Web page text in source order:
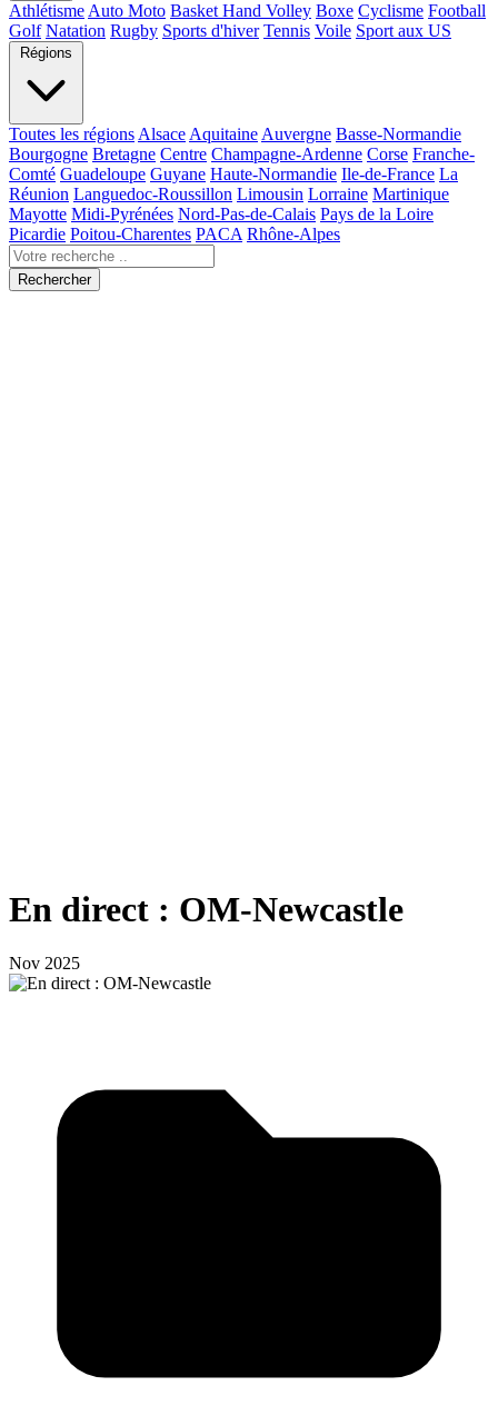
Athlétisme Auto Moto Basket Hand Volley Boxe Cyclisme Football
Golf Natation Rugby Sports d'hiver Tennis Voile Sport aux US
Régions
Toutes les régions Alsace Aquitaine Auvergne Basse-Normandie
Bourgogne Bretagne Centre Champagne-Ardenne Corse Franche-
Comté Guadeloupe Guyane Haute-Normandie Ile-de-France La
Réunion Languedoc-Roussillon Limousin Lorraine Martinique
Mayotte Midi-Pyrénées Nord-Pas-de-Calais Pays de la Loire
Picardie Poitou-Charentes PACA Rhône-Alpes
Rechercher
En direct : OM-Newcastle
Nov 2025